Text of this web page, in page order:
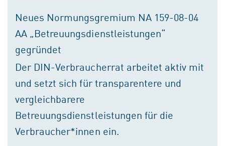
Neues Normungsgremium NA 159-08-04
AA „Betreuungsdienstleistungen“
gegründet
Der DIN-Verbraucherrat arbeitet aktiv mit
und setzt sich für transparentere und
vergleichbarere
Betreuungsdienstleistungen für die
Verbraucher*innen ein.